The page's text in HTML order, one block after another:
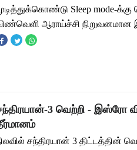
Sleep mode-
ஆராய்ச்சி நிறுவனமான
3 வெற்றி - இஸ்ரோ
சந்திரயான் 3 திட்டத்தின்